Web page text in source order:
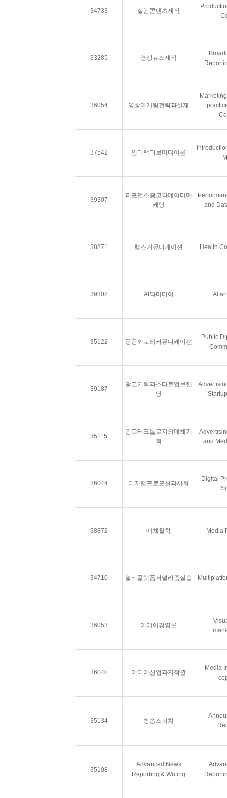
34733 실감콘텐츠제작
33285 영상뉴스제작
36054 영상마케팅전략과실제
37542 인터랙티브미디어론
39307
퍼포먼스광고와데이터마
케팅
and
38871 헬스커뮤니케이션 Health
39308 AI와미디어 AI
35122 공공외교와커뮤니케이션
Public
39187
광고기획과스타트업브랜
딩
35115
광고테크놀로지와매체기
획
and
36044 디지털프로모션과사회
Digital
38872 매체철학 Media
34710 멀티플랫폼저널리즘실습
36053 미디어경영론
36040 미디어산업과저작권
Media
35134 방송스피치
35108
Advanced News
Reporting & Writing